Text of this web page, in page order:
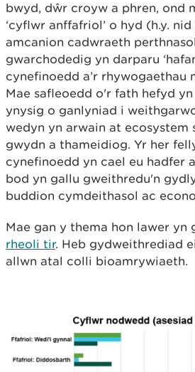
bwyd, dŵr croyw a phren, ond
‘cyflwr anffafriol’ o hyd (h.y.
amcanion cadwraeth
gwarchodedig yn darparu
cynefinoedd a’r rhywogaethau
Mae safleoedd o'r fath hefyd
ynysig o ganlyniad i
wedyn yn arwain at ecosystem
gwydn a thameidiog. Yr her
cynefinoedd yn cael eu hadfer
bod yn gallu gweithredu'n
buddion cymdeithasol ac
Mae gan y thema hon lawer yn
rheoli tir. Heb gydweithrediad
allwn atal colli bioamrywiaeth.